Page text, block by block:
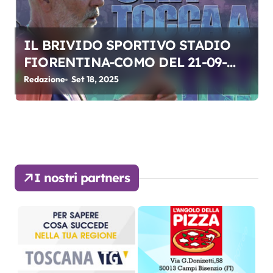
IL BRIVIDO SPORTIVO STADIO
FIORENTINA-COMO DEL 21-09-
2025
Redazione Set 18, 2025
I nostri partners